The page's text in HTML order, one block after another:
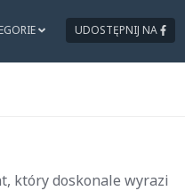
UDOSTĘPNIJ NA
który doskonale wyrazi